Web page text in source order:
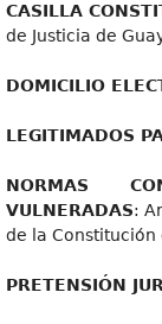
CASILLA
de Justicia de
DOMICILIO
LEGITIMADOS
NORMAS
VULNERADAS:
de la Constitución
PRETENSIÓN